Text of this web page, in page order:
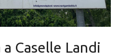
Caselle Landi